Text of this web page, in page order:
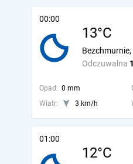
00:00
13°C
Odczuwalna
Bezchmurnie,
Opad: 0 mm
Wiatr:
3 km/h
01:00
12°C